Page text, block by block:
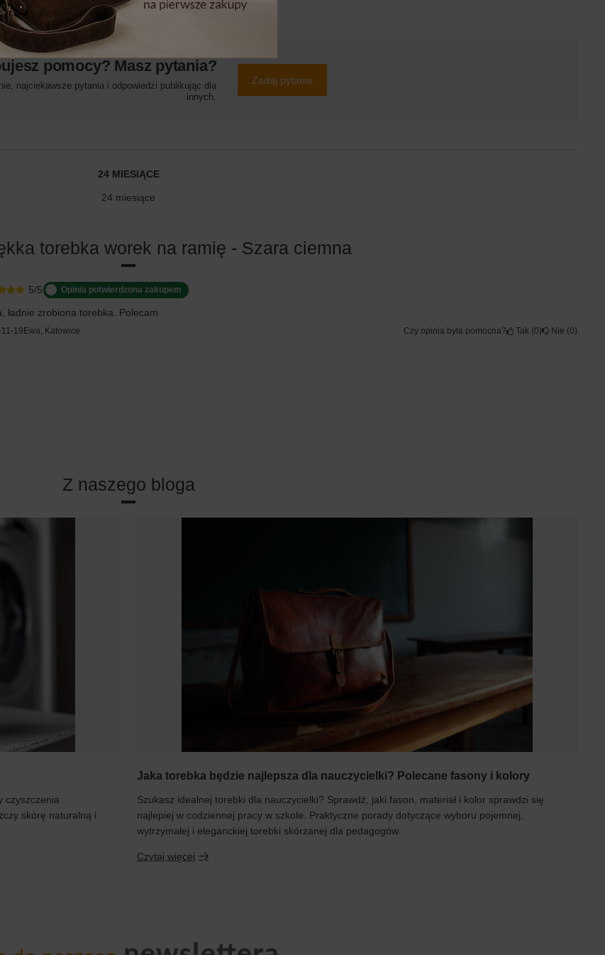
pomocy? Masz pytania?
najciekawsze pytania i odpowiedzi publikując dla
innych.
Zadaj pytanie
24 MIESIĄCE
24 miesiące
torebka worek na ramię - Szara ciemna
5/5 Opinia potwierdzona zakupem
ładnie zrobiona torebka. Polecam
19Ewa, Katowice Czy opinia była pomocna? Tak 0 Nie 0
Z naszego bloga
czyszczenia
skórę naturalną i
Jaka torebka będzie najlepsza dla nauczycielki? Polecane fasony i kolory
Szukasz idealnej torebki dla nauczycielki? Sprawdź, jaki fason, materiał i kolor sprawdzi się
najlepiej w codziennej pracy w szkole. Praktyczne porady dotyczące wyboru pojemnej,
wytrzymałej i eleganckiej torebki skórzanej dla pedagogów.
Czytaj więcej